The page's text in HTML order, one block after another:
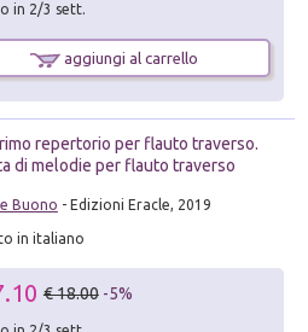
in 2/3 sett.
aggiungi al carrello
repertorio per flauto traverso.
di melodie per flauto traverso
Buono - Edizioni Eracle, 2019
in italiano
€ 18.00 -5%